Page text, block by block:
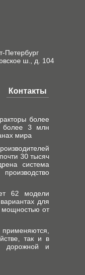
Петербург
ш., д. 104
Контакты
более
более 3 млн
мира
30 тысяч
система
62 модели
для
мощностью от
так и в
дорожной и